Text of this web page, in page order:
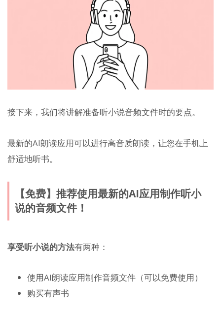
接下来，我们将讲解准备听小说音频文件时的要点。
最新的AI朗读应用可以进行高音质朗读，让您在手机上
舒适地听书。
【免费】推荐使用最新的AI应用制作听小
说的音频文件！
享受听小说的方法有两种：
使用AI朗读应用制作音频文件（可以免费使用）
购买有声书